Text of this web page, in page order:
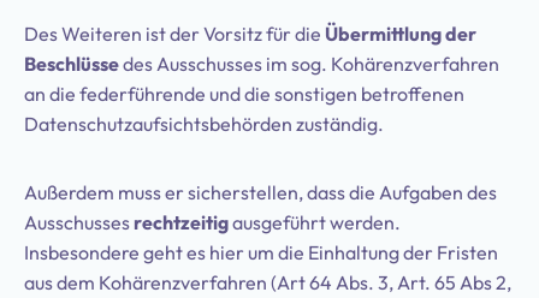
Des Weiteren ist der Vorsitz für die Übermittlung der
Beschlüssedes Ausschusses im sog. Kohärenzverfahren
an die federführende und die sonstigen betroffenen
Datenschutzaufsichtsbehörden zuständig.
Außerdem muss er sicherstellen, dass die Aufgaben des
Ausschussesrechtzeitigausgeführt werden.
Insbesondere geht es hier um die Einhaltung der Fristen
aus dem Kohärenzverfahren (Art 64 Abs. 3, Art. 65 Abs 2,